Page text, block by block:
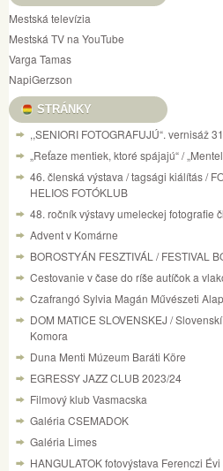
Mestská televízia
Mestská TV na YouTube
Varga Tamas
NapiGerzson
STRÁNKY
,,SENIORI FOTOGRAFUJÚ“. vernisáž
„Reťaze mentiek, ktoré spájajú“ /
46. členská výstava / tagsági kiálítás /
HELIOS FOTÓKLUB
48. ročník výstavy umeleckej fotografie
Advent v Komárne
BOROSTYÁN FESZTIVÁL / FESTIVAL
Cestovanie v čase do ríše autíčok a
Czafrangó Sylvia Magán Művészeti
DOM MATICE SLOVENSKEJ /
Komora
Duna Menti Múzeum Baráti Köre
EGRESSY JAZZ CLUB 2023/24
Filmový klub Vasmacska
Galéria CSEMADOK
Galéria Limes
HANGULATOK fotovýstava Ferenczi